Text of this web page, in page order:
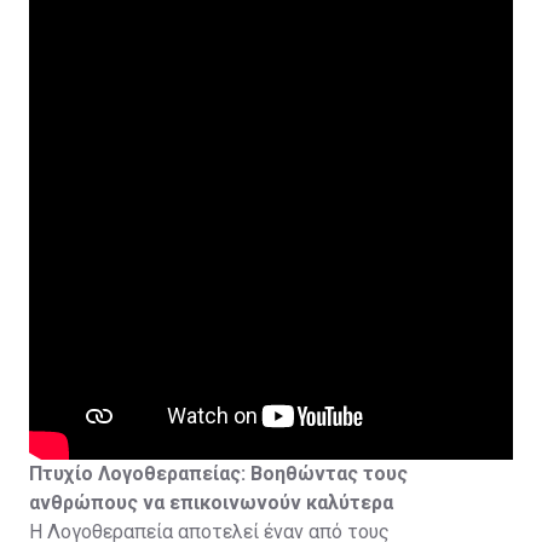
Πτυχίο Λογοθεραπείας: Βοηθώντας τους
ανθρώπους να επικοινωνούν καλύτερα
Η Λογοθεραπεία αποτελεί έναν από τους